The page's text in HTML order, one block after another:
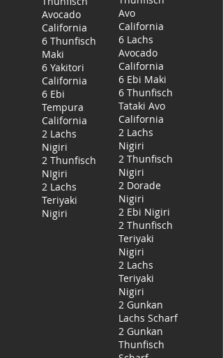
Avocado
California
6 Thunfisch
Maki
6 Yakitori
California
6 Ebi
Tempura
California
2 Lachs
Nigiri
2 Thunfisch
NIgiri
2 Lachs
Teriyaki
Nigiri
Avo
California
6 Lachs
Avocado
California
6 Ebi Maki
6 Thunfisch
Tataki Avo
California
2 Lachs
Nigiri
2 Thunfisch
Nigiri
2 Dorade
Nigiri
2 Ebi Nigiri
2 Thunfisch
Teriyaki
Nigiri
2 Lachs
Teriyaki
Nigiri
2 Gunkan
Lachs Scharf
2 Gunkan
Thunfisch